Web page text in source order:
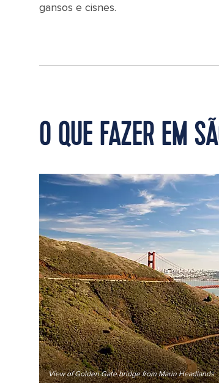
gansos e cisnes.
O QUE FAZER EM
View of Golden Gate bridge from Marin Headlands